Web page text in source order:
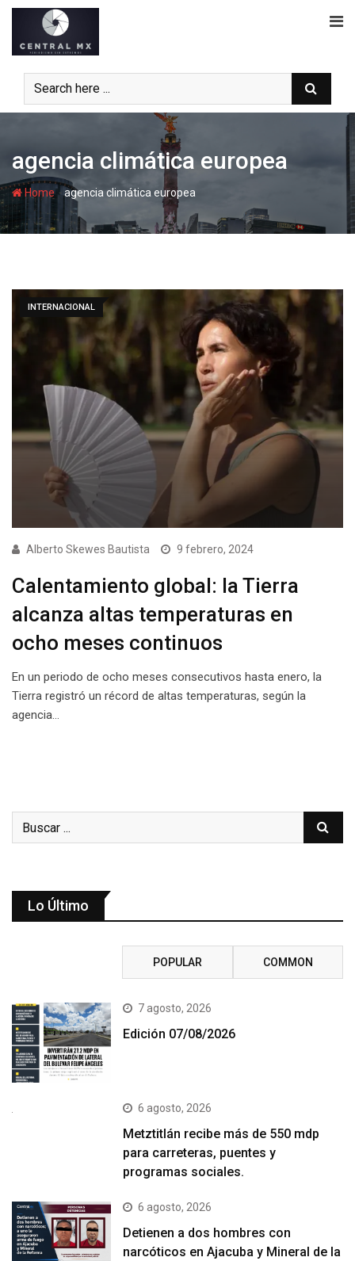
Skip
content
agencia climática europea
Home-agencia climática europea
INTERNACIONAL
Alberto Skewes Bautista 9 febrero, 2024
Calentamiento global: la Tierra
alcanza altas temperaturas en
ocho meses continuos
En un periodo de ocho meses consecutivos hasta enero, la
Tierra registró un récord de altas temperaturas, según la
agencia…
Lo Último
POPULAR COMMON
7 agosto, 2026
Edición 07/08/2026
6 agosto, 2026
Metztitlán recibe más de 550 mdp
para carreteras, puentes y
programas sociales.
6 agosto, 2026
Detienen a dos hombres con
narcóticos en Ajacuba y Mineral de la